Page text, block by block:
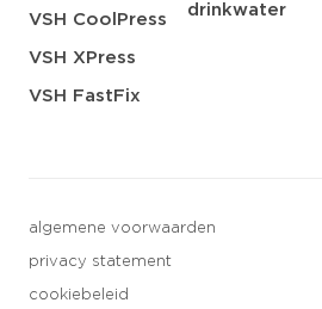
VSH CoolPress
VSH XPress
VSH FastFix
drinkwater
algemene voorwaarden
privacy statement
cookiebeleid